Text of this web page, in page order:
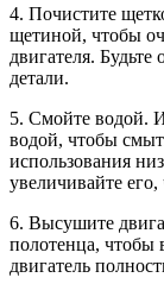
4. Почистите
щетиной, чтобы
двигателя.
детали.
5. Смойте водой.
водой, чтобы
использования
увеличивайте
6. Высушите
полотенца, чтобы
двигатель